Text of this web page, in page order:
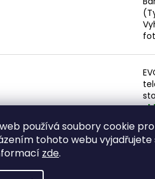
používá soubory cookie
tohoto webu vyjadřujete
zde.